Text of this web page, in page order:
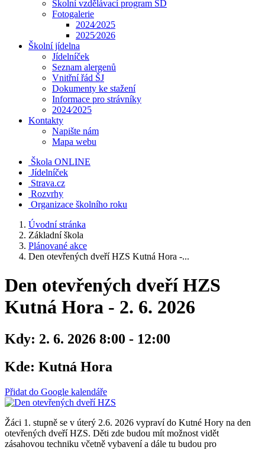
Školní vzdělávací program ŠD
Fotogalerie
2024⁄2025
2025⁄2026
Školní jídelna
Jídelníček
Seznam alergenů
Vnitřní řád ŠJ
Dokumenty ke stažení
Informace pro strávníky
2024⁄2025
Kontakty
Napište nám
Mapa webu
Škola ONLINE
Jídelníček
Strava.cz
Rozvrhy
Organizace školního roku
Úvodní stránka
Základní škola
Plánované akce
Den otevřených dveří HZS Kutná Hora -...
Den otevřených dveří HZS
Kutná Hora - 2. 6. 2026
Kdy: 2. 6. 2026 8:00 - 12:00
Kde: Kutná Hora
Přidat do Google kalendáře
Žáci 1. stupně se v úterý 2.6. 2026 vypraví do Kutné Hory na den
otevřených dveří HZS. Děti zde budou mít možnost vidět
zásahovou techniku včetně vybavení a dále tu budou pro